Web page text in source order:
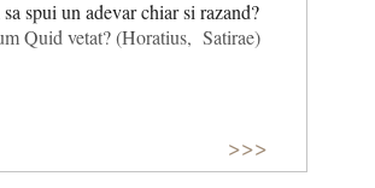
spui un adevar chiar si razand?
Quid vetat? (Horatius, Satirae)
>>>